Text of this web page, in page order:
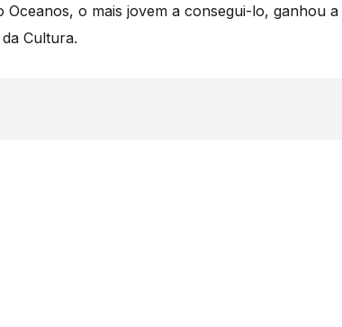
o mais jovem a consegui-lo, ganhou a
Cultura.